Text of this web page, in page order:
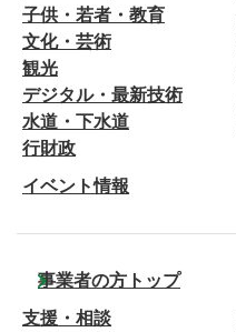
子供・若者・教育
文化・芸術
観光
デジタル・最新技術
水道・下水道
行財政
イベント情報
事業者の方トップ
支援・相談